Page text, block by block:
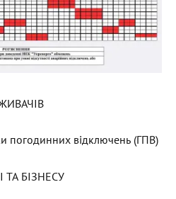
погодинних відключень (ГПВ)
БІЗНЕСУ